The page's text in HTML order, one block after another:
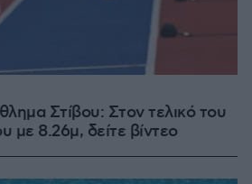
Στίβου: Στον τελικό του
με 8.26μ, δείτε βίντεο